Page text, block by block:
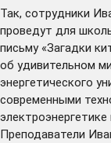
Так, сотрудники
проведут для
письму «Загадки
об удивительном
энергетического
современными
электроэнергетике
Преподаватели